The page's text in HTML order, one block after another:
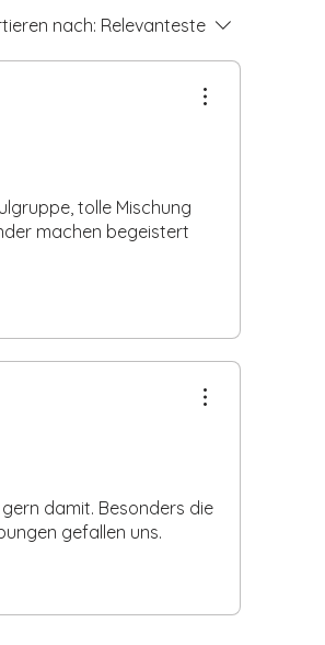
nach: Relevanteste
tolle Mischung
machen begeistert
damit. Besonders die
gefallen uns.